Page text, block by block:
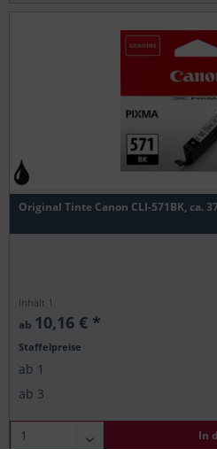
Original Tinte Canon CLI-571BK, ca.
Inhalt 1
ab 10,16 € *
Staffelpreise
ab 1
ab 3
In